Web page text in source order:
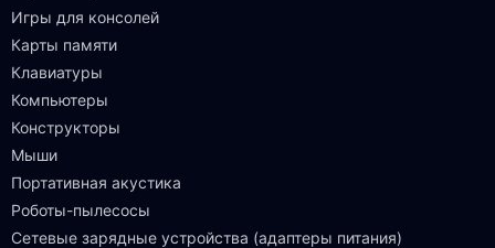
Игры для консолей
Карты памяти
Клавиатуры
Компьютеры
Конструкторы
Мыши
Портативная акустика
Роботы-пылесосы
Сетевые зарядные устройства (адаптеры питания)